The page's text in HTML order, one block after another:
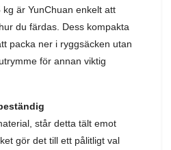
är YunChuan enkelt att
du färdas. Dess kompakta
packa ner i ryggsäcken utan
för annan viktig
står detta tält emot
gör det till ett pålitligt val